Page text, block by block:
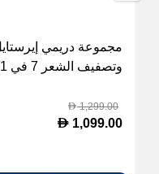
وتصفيف الشعر 7 في 1 باللون البنفسجي
D1,299.00
D 1,099.00